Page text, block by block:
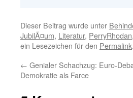
Dieser Beitrag wurde unter
JubilÃ¤um, Literatur, PerryRhodan,
ein Lesezeichen für den Permalink.
← Genialer Schachzug: Euro-
Demokratie als Farce